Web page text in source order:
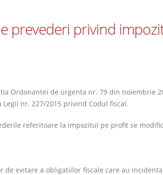
prevederi privind
Ordonantei de urgenta nr. 79 din noiembrie
nr. 227/2015 privind Codul fiscal.
referitoare la impozitul pe profit se
evitare a obligatiilor fiscale care au